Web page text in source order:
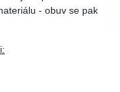
- obuv se pak